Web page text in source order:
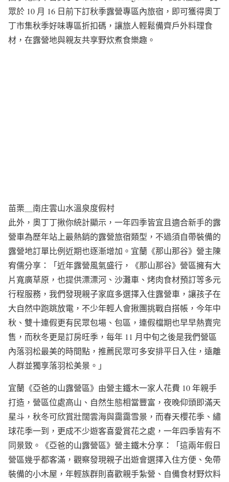
眾於 10 月 16 日前下訂秋季露營專區內旅宿，即可獲得奧丁
丁市集秋季好味專區折扣碼，讓旅人輕鬆備齊戶外料理食
材，在露營地與親友共享野炊煮食樂趣。
苗栗＿南庄雲山水溫泉度假村
此外，奧丁丁揪你統計顯示，一年四季皆宜且適合新手的露
營車為歷年站上最熱銷的露營旅宿類型，不過須自帶裝備的
露營地訂單比例近期也逐漸增加。宜蘭《那山那谷》營主陳
宥儒分享：「近年露營風氣盛行，《那山那谷》營區擁有大
片寬廣草原，也提供漂漂河、沙灘車、烤肉食材預訂等多元
行程服務，我們發現親子家庭多選擇入住露營車，讓孩子在
大自然中跑跳放電，不少年輕人會揪團挑戰自搭帳，今年中
秋、雙十連假更有民眾包場、包區，連假檔期也早早熱賣完
售，而秋冬更是訂房旺季，每年 11 月中旬之後是我們營區
內落羽松最美的時間點，推薦民眾可多安排平日入住，遠離
人群並獨享落羽松美景。」
宜蘭《亞爸的山露營區》由營主鐵木一家人花費 10 年親手
打造，營區位處高山、自然生態相當豐富，夜晚仰頭即滿天
星斗，秋冬可欣賞壯闊雲海與靄靄雪景，而春天櫻花季、繡
球花季一到，更成不少遊客喜愛賞花之處，一年四季皆有不
同景致。《亞爸的山露營區》營主鐵木分享：「這兩年假日
營區幾乎都客滿，觀察發現親子出遊會選擇入住方便、免帶
裝備的小木屋，年輕族群則喜歡親手紮營、自備食材野炊料